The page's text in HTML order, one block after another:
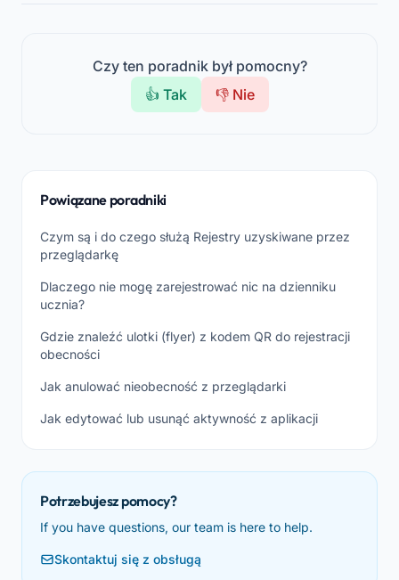
Czy ten poradnik był pomocny?
👍 Tak
👎 Nie
Powiązane poradniki
Czym są i do czego służą Rejestry uzyskiwane przez
przeglądarkę
Dlaczego nie mogę zarejestrować nic na dzienniku
ucznia?
Gdzie znaleźć ulotki (flyer) z kodem QR do rejestracji
obecności
Jak anulować nieobecność z przeglądarki
Jak edytować lub usunąć aktywność z aplikacji
Potrzebujesz pomocy?
If you have questions, our team is here to help.
Skontaktuj się z obsługą